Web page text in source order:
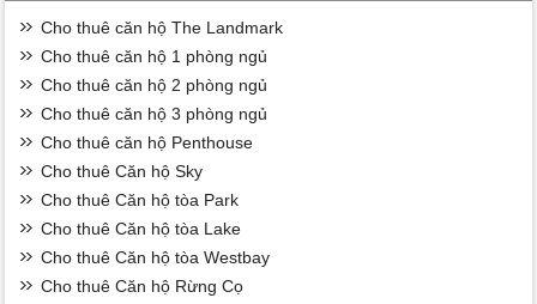
Cho thuê căn hộ The Landmark
Cho thuê căn hộ 1 phòng ngủ
Cho thuê căn hộ 2 phòng ngủ
Cho thuê căn hộ 3 phòng ngủ
Cho thuê căn hộ Penthouse
Cho thuê Căn hộ Sky
Cho thuê Căn hộ tòa Park
Cho thuê Căn hộ tòa Lake
Cho thuê Căn hộ tòa Westbay
Cho thuê Căn hộ Rừng Cọ